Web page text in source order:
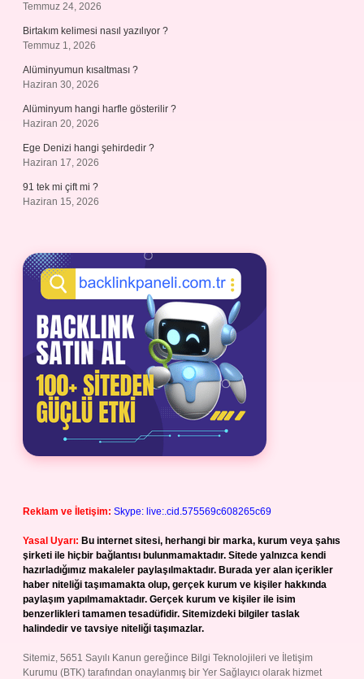
Temmuz 24, 2026
Birtakım kelimesi nasıl yazılıyor ?
Temmuz 1, 2026
Alüminyumun kısaltması ?
Haziran 30, 2026
Alüminyum hangi harfle gösterilir ?
Haziran 20, 2026
Ege Denizi hangi şehirdedir ?
Haziran 17, 2026
91 tek mi çift mi ?
Haziran 15, 2026
Reklam ve İletişim: Skype: live:.cid.575569c608265c69
Yasal Uyarı: Bu internet sitesi, herhangi bir marka, kurum veya şahıs
şirketi ile hiçbir bağlantısı bulunmamaktadır. Sitede yalnızca kendi
hazırladığımız makaleler paylaşılmaktadır. Burada yer alan içerikler
haber niteliği taşımamakta olup, gerçek kurum ve kişiler hakkında
paylaşım yapılmamaktadır. Gerçek kurum ve kişiler ile isim
benzerlikleri tamamen tesadüfidir. Sitemizdeki bilgiler taslak
halindedir ve tavsiye niteliği taşımazlar.
Sitemiz, 5651 Sayılı Kanun gereğince Bilgi Teknolojileri ve İletişim
Kurumu (BTK) tarafından onaylanmış bir Yer Sağlayıcı olarak hizmet